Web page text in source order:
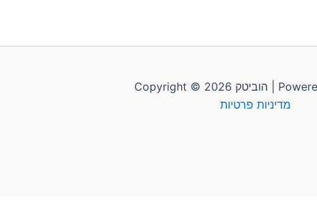
מדיניות פרטיות